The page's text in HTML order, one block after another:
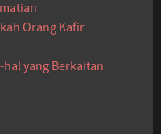
Orang Kafir
yang Berkaitan